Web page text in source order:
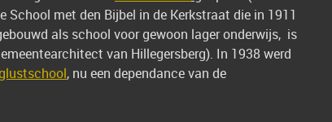
met den Bijbel in de Kerkstraat die in 1911
als school voor gewoon lager onderwijs, is
van Hillegersberg). In 1938 werd
, nu een dependance van de